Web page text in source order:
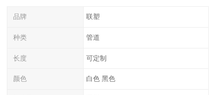
品牌 联塑
种类 管道
长度 可定制
颜色 白色 黑色